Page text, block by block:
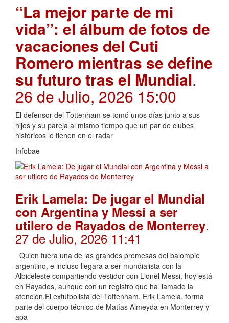
“La mejor parte de mi
vida”: el álbum de fotos de
vacaciones del Cuti
Romero mientras se define
su futuro tras el Mundial.
26 de Julio, 2026 15:00
El defensor del Tottenham se tomó unos días junto a sus
hijos y su pareja al mismo tiempo que un par de clubes
históricos lo tienen en el radar
Infobae
Erik Lamela: De jugar el Mundial
con Argentina y Messi a ser
utilero de Rayados de Monterrey.
27 de Julio, 2026 11:41
Quien fuera una de las grandes promesas del balompié
argentino, e incluso llegara a ser mundialista con la
Albiceleste compartiendo vestidor con Lionel Messi, hoy está
en Rayados, aunque con un registro que ha llamado la
atención.El exfutbolista del Tottenham, Erik Lamela, forma
parte del cuerpo técnico de Matías Almeyda en Monterrey y
apa